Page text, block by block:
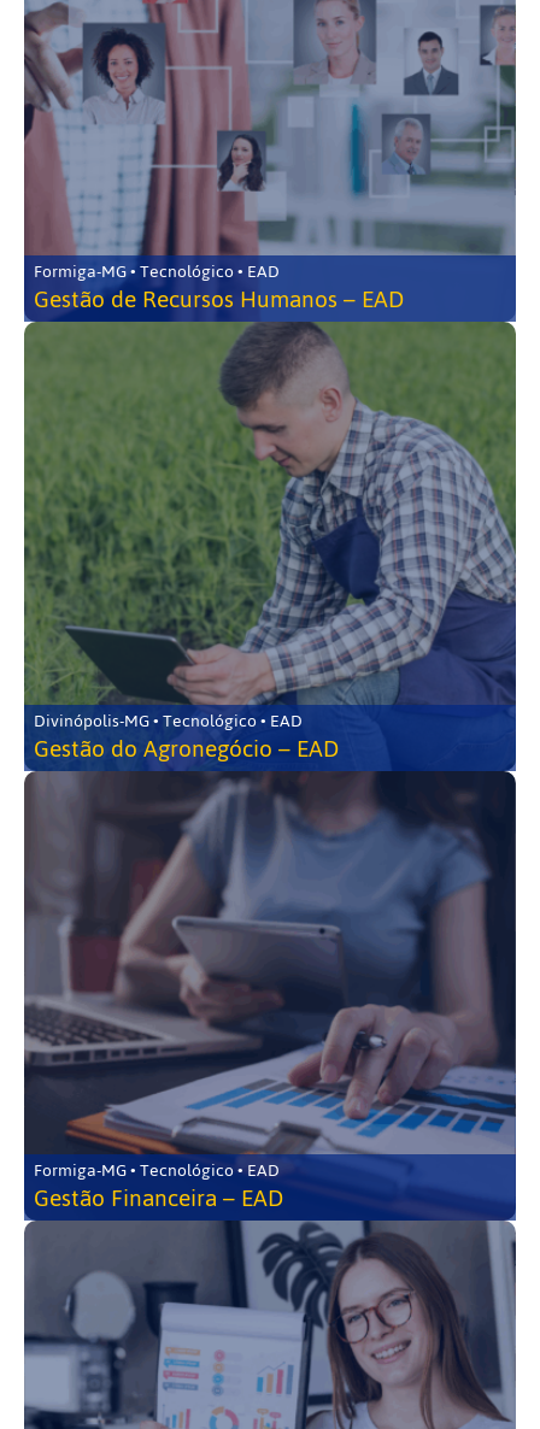
Formiga-MG • Tecnológico • EAD
Gestão de Recursos Humanos – EAD
Divinópolis-MG • Tecnológico • EAD
Gestão do Agronegócio – EAD
Formiga-MG • Tecnológico • EAD
Gestão Financeira – EAD